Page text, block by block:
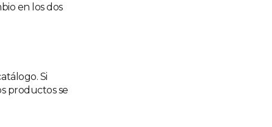
en los dos
Si
productos se